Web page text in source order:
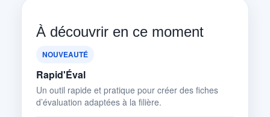
À découvrir en ce moment
NOUVEAUTÉ
Rapid'Éval
Un outil rapide et pratique pour créer des fiches
d’évaluation adaptées à la filière.